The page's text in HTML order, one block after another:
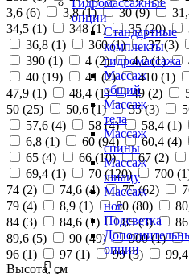
Гидромассажные
опции
Стандартные
комплекты
гидромассажа
Массаж
общий
Массаж
тела
Массаж
спины
Массаж
шиацу
Массаж
ног
Подсветка
опции
3,6 (6) 3,8 (1) 30 (9)
34,5 (1) 348 (1) 35 (20)
36,8 (1) 360 (1) 37 (3)
390 (1) 4 (2) 4,2 (1)
40 (19) 41 (2) 410 (1)
47,9 (1) 48,4 (1) 49 (2)
50 (25) 50,6 (1) 55 (3)
57,6 (4) 58 (4) 58,4 (1)
6,8 (1) 60 (94) 60,4 (4)
65 (4) 66 (10) 67 (2)
69,4 (1) 70 (120) 700 (1
74 (2) 74,6 (4) 75 (62)
79 (4) 8,9 (1) 80 (80)
84 (3) 84,6 (1) 85 (3)
89,6 (5) 90 (49) 900 (1)
96 (1) 97 (1) 99 (3)
Высота, см